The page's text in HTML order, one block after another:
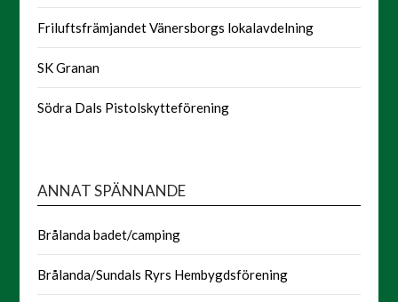
Friluftsfrämjandet Vänersborgs lokalavdelning
SK Granan
Södra Dals Pistolskytteförening
ANNAT SPÄNNANDE
Brålanda badet/camping
Brålanda/Sundals Ryrs Hembygdsförening